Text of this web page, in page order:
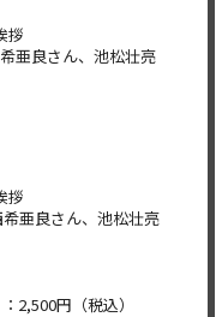
拶
亜良さん、池松壮亮
督
拶
希亜良さん、池松壮亮
督
円（税込）